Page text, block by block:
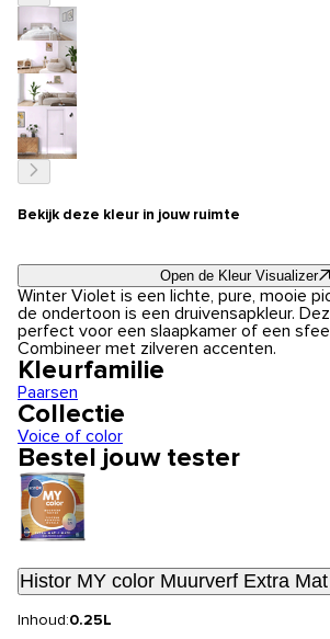
Bekijk deze kleur in jouw ruimte
Open de Kleur Visualizer
Winter Violet is een lichte, pure, mooie
de ondertoon is een druivensapkleur.
perfect voor een slaapkamer of een
Combineer met zilveren accenten.
Kleurfamilie
Paarsen
Collectie
Voice of color
Bestel jouw tester
Histor MY color Muurverf Extra
Inhoud:0.25L